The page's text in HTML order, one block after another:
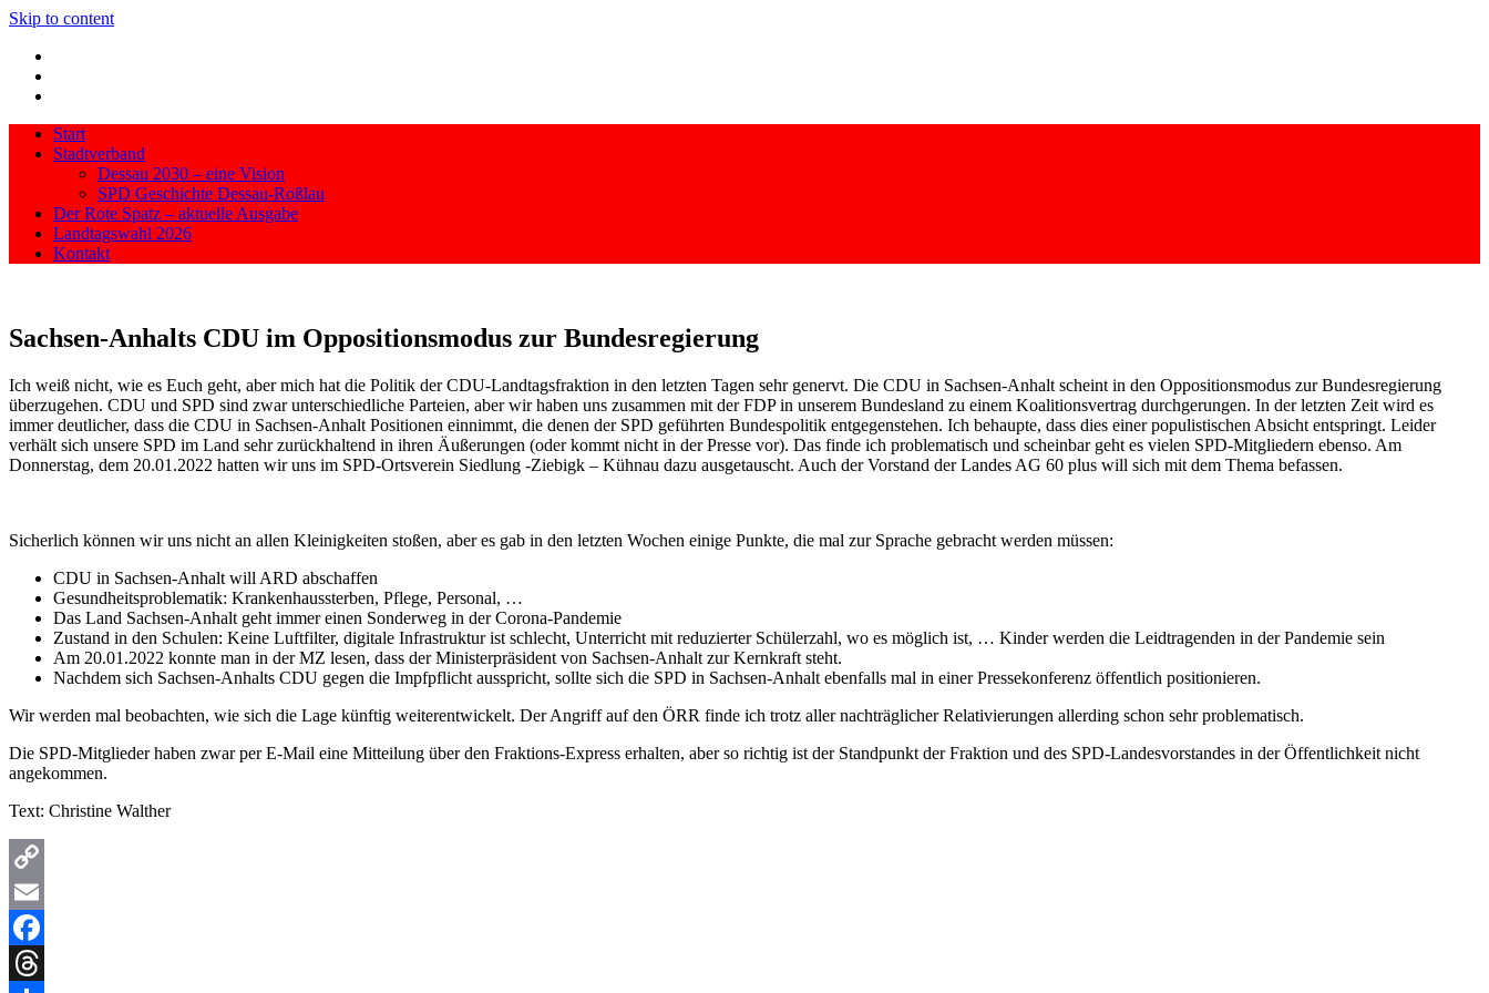
Skip to content
Start
Stadtverband
Dessau 2030 – eine Vision
SPD Geschichte Dessau-Roßlau
Der Rote Spatz – aktuelle Ausgabe
Landtagswahl 2026
Kontakt
Sachsen-Anhalts CDU im Oppositionsmodus zur Bundesregierung
Ich weiß nicht, wie es Euch geht, aber mich hat die Politik der CDU-Landtagsfraktion in den letzten Tagen sehr genervt. Die CDU in Sachsen-Anhalt scheint in den Oppositionsmodus zur Bundesregierung
überzugehen. CDU und SPD sind zwar unterschiedliche Parteien, aber wir haben uns zusammen mit der FDP in unserem Bundesland zu einem Koalitionsvertrag durchgerungen. In der letzten Zeit wird es
immer deutlicher, dass die CDU in Sachsen-Anhalt Positionen einnimmt, die denen der SPD geführten Bundespolitik entgegenstehen. Ich behaupte, dass dies einer populistischen Absicht entspringt. Leider
verhält sich unsere SPD im Land sehr zurückhaltend in ihren Äußerungen (oder kommt nicht in der Presse vor). Das finde ich problematisch und scheinbar geht es vielen SPD-Mitgliedern ebenso. Am
Donnerstag, dem 20.01.2022 hatten wir uns im SPD-Ortsverein Siedlung -Ziebigk – Kühnau dazu ausgetauscht. Auch der Vorstand der Landes AG 60 plus will sich mit dem Thema befassen.
Sicherlich können wir uns nicht an allen Kleinigkeiten stoßen, aber es gab in den letzten Wochen einige Punkte, die mal zur Sprache gebracht werden müssen:
CDU in Sachsen-Anhalt will ARD abschaffen
Gesundheitsproblematik: Krankenhaussterben, Pflege, Personal, …
Das Land Sachsen-Anhalt geht immer einen Sonderweg in der Corona-Pandemie
Zustand in den Schulen: Keine Luftfilter, digitale Infrastruktur ist schlecht, Unterricht mit reduzierter Schülerzahl, wo es möglich ist, … Kinder werden die Leidtragenden in der Pandemie sein
Am 20.01.2022 konnte man in der MZ lesen, dass der Ministerpräsident von Sachsen-Anhalt zur Kernkraft steht.
Nachdem sich Sachsen-Anhalts CDU gegen die Impfpflicht ausspricht, sollte sich die SPD in Sachsen-Anhalt ebenfalls mal in einer Pressekonferenz öffentlich positionieren.
Wir werden mal beobachten, wie sich die Lage künftig weiterentwickelt. Der Angriff auf den ÖRR finde ich trotz aller nachträglicher Relativierungen allerding schon sehr problematisch.
Die SPD-Mitglieder haben zwar per E-Mail eine Mitteilung über den Fraktions-Express erhalten, aber so richtig ist der Standpunkt der Fraktion und des SPD-Landesvorstandes in der Öffentlichkeit nicht
angekommen.
Text: Christine Walther
Copy
Link
Email
Facebook